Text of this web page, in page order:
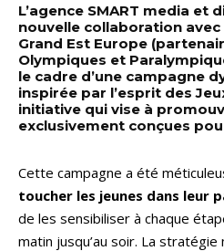
L’agence SMART media et
nouvelle collaboration avec
Grand Est Europe
Olympiques et
le cadre d’une campagne
inspirée par l’esprit des
initiative qui vise à
exclusivement conçues
Cette campagne a été
toucher les jeunes dans leur
de les sensibiliser à chaque
matin jusqu’au soir. La